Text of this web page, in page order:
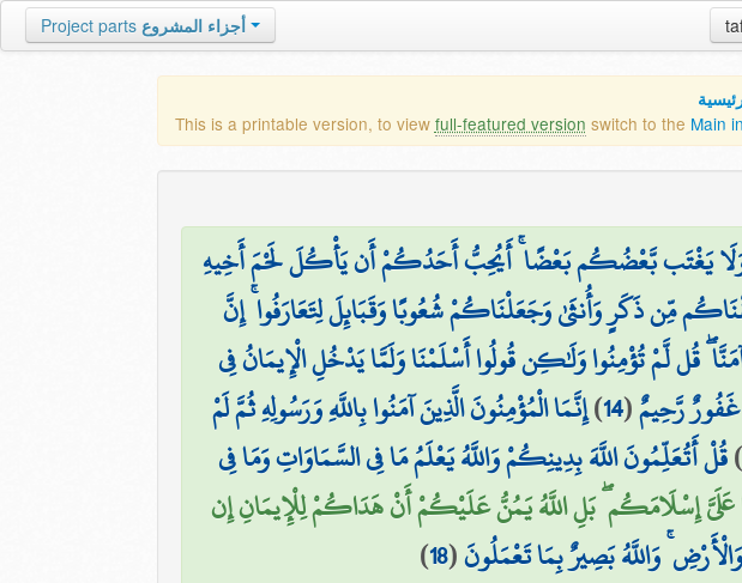
Project parts أجزاء المشروع
This is a printable version, to view full-featured version switch to the Main
وَلَا يَغْتَب بَّعْضُكُم بَعْضًا ۚ أَيُحِبُّ أَحَدُكُمْ أَن يَأْكُلَ لَحْمَ أَخِيهِ
مِّن ذَكَرٍ وَأُنثَىٰ وَجَعَلْنَاكُمْ شُعُوبًا وَقَبَائِلَ لِتَعَارَفُوا ۚ إِنَّ
قُل لَّمْ تُؤْمِنُوا وَلَٰكِن قُولُوا أَسْلَمْنَا وَلَمَّا يَدْخُلِ الْإِيمَانُ فِي
رَّحِيمٌ(
14
)إِنَّمَا الْمُؤْمِنُونَ الَّذِينَ آمَنُوا بِاللَّهِ وَرَسُولِهِ ثُمَّ لَمْ
)قُلْ أَتُعَلِّمُونَ اللَّهَ بِدِينِكُمْ وَاللَّهُ يَعْلَمُ مَا فِي السَّمَاوَاتِ وَمَا فِي
عَلَيَّ إِسْلَامَكُم ۖ بَلِ اللَّهُ يَمُنُّ عَلَيْكُمْ أَنْ هَدَاكُمْ لِلْإِيمَانِ إِن
وَاللَّهُ بَصِيرٌ بِمَا تَعْمَلُونَ(
18
)